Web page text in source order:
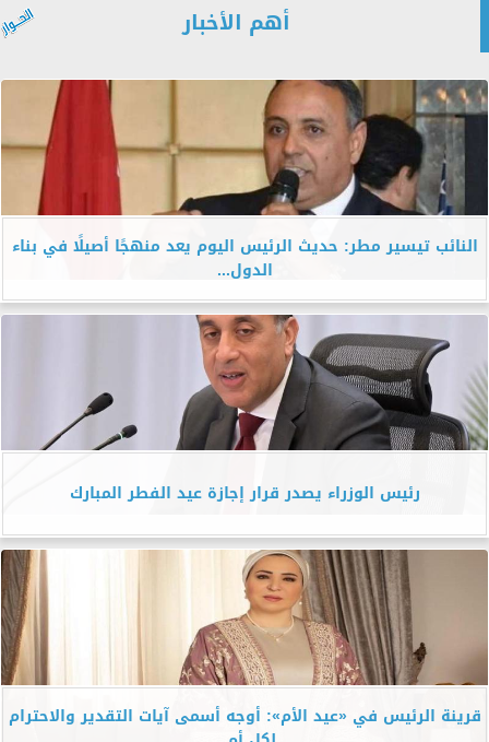
أهم الأخبار
النائب تيسير مطر: حديث الرئيس اليوم يعد منهجًا أصيلًا في بناء
الدول...
رئيس الوزراء يصدر قرار إجازة عيد الفطر المبارك
قرينة الرئيس في «عيد الأم»: أوجه أسمى آيات التقدير والاحترام